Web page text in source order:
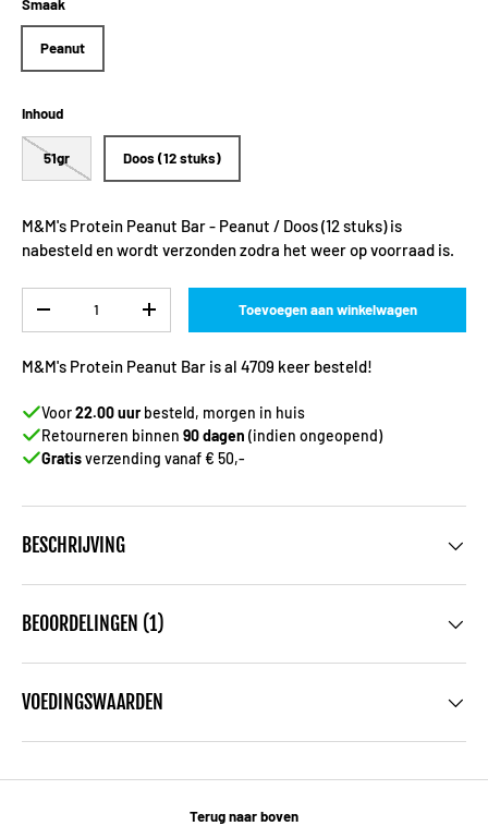
Smaak
Peanut
Inhoud
51gr Doos (12 stuks)
M&M's Protein Peanut Bar - Peanut / Doos (12 stuks)is
nabesteld en wordt verzonden zodra het weer op voorraad is.
-
+ Toevoegen aan winkelwagen
M&M's Protein Peanut Bar is al 4709 keer besteld!
Voor22.00 uurbesteld, morgen in huis
Retourneren binnen 90 dagen (indien ongeopend)
Gratisverzending vanaf € 50,-
BESCHRIJVING
BEOORDELINGEN (1)
VOEDINGSWAARDEN
Terug naar boven